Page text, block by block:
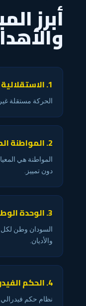
أبرز
1. الاستقلالية
الحركة مستقلة
2. المواطنة المتساوية
المواطنة هي
دون تمييز.
3. الوحدة الوطنية
السودان وطن لكل
والأديان.
4. الحكم الفيدرالي
نظام حكم